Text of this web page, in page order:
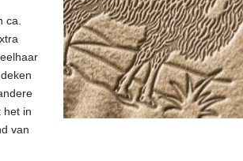
ca.
het in
van